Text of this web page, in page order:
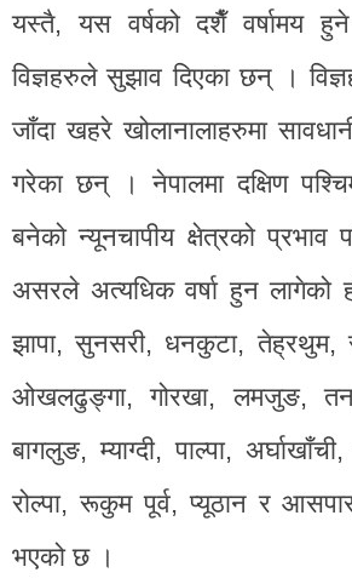
यस्तै, यस वर्षको दशैँ वर्षामय
विज्ञहरुले सुझाव दिएका छन् ।
जाँदा खहरे खोलानालाहरुमा
गरेका छन् । नेपालमा दक्षिण
बनेको न्यूनचापीय क्षेत्रको
असरले अत्यधिक वर्षा हुन लागेको
झापा, सुनसरी, धनकुटा, तेह्रथुम,
ओखलढुङ्गा, गोरखा, लमजुङ,
बागलुङ, म्याग्दी, पाल्पा,
रोल्पा, रूकुम पूर्व, प्यूठान र आसपास
भएको छ ।